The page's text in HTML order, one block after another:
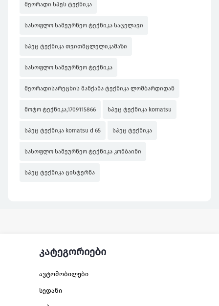
მეორადი სპეს ტექნიკა
სასოფლო სამეურნეო ტექნიკა საცელავი
სპეც ტექნიკა თვითმცლელიკამაზი
სასოფლო სამეურნეო ტექნიკა
მეორადისარეცხის მანქანა ტექნიკა ლომბარდიდან
მოტო ტექნიკა,1709115866 სპეც ტექნიკა komatsu
სპეც ტექნიკა komatsu d 65 სპეც ტექნიკა
სასოფლო სამეურნეო ტექნიკა კომბაინი
სპეც ტექნიკა ცისტერნა
კატეგორიები
ავტომობილები
სედანი